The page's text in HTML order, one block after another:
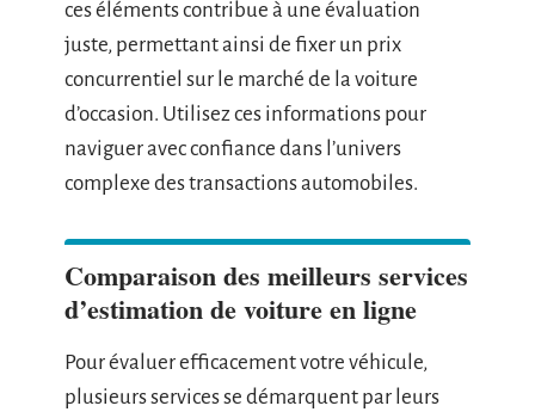
ces éléments contribue à une évaluation
juste, permettant ainsi de fixer un prix
concurrentiel sur le marché de la voiture
d’occasion. Utilisez ces informations pour
naviguer avec confiance dans l’univers
complexe des transactions automobiles.
Comparaison des meilleurs services
d’estimation de voiture en ligne
Pour évaluer efficacement votre véhicule,
plusieurs services se démarquent par leurs